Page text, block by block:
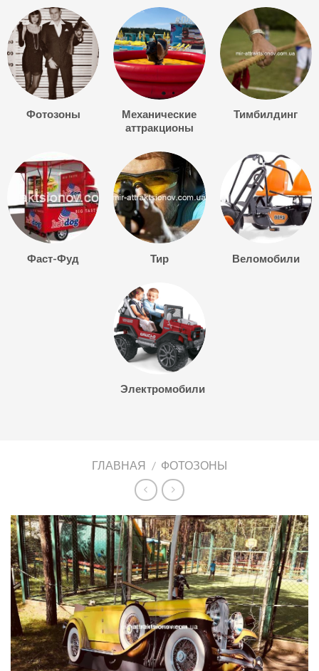
Фотозоны
Механические
аттракционы
Тимбилдинг
Фаст-Фуд Тир Веломобили
Электромобили
ГЛАВНАЯ / ФОТОЗОНЫ